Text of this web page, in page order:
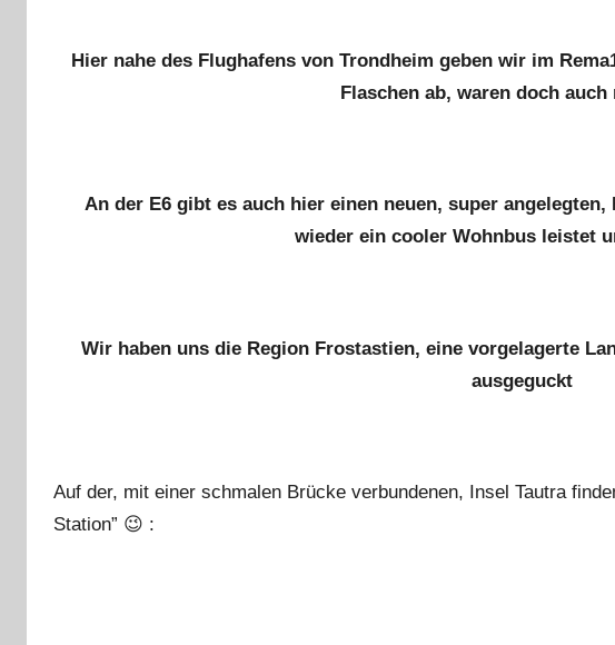
Hier nahe des Flughafens von Trondheim geben wir im
Flaschen ab, waren doch auch
An der E6 gibt es auch hier einen neuen, super
wieder ein cooler Wohnbus leistet
Wir haben uns die Region Frostastien, eine vorgelagerte
ausgeguckt
Auf der, mit einer schmalen Brücke verbundenen, Insel Tautra
Station” 😉 :